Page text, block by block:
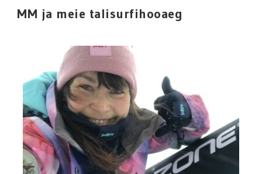
MM ja meie talisurfihooaeg